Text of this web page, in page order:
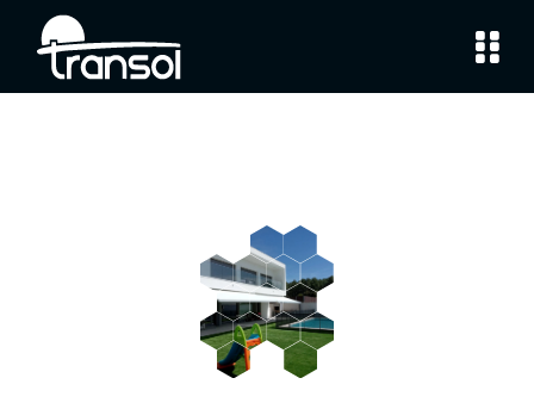
contenido